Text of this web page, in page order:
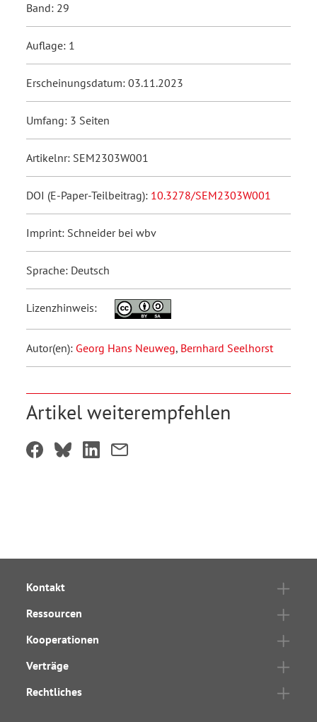
Band: 29
Auflage: 1
Erscheinungsdatum: 03.11.2023
Umfang: 3 Seiten
Artikelnr: SEM2303W001
DOI (E-Paper-Teilbeitrag): 10.3278/SEM2303W001
Imprint: Schneider bei wbv
Sprache: Deutsch
Lizenzhinweis:
Autor(en): Georg Hans Neuweg, Bernhard Seelhorst
Artikel weiterempfehlen
Kontakt
Ressourcen
Kooperationen
Verträge
Rechtliches